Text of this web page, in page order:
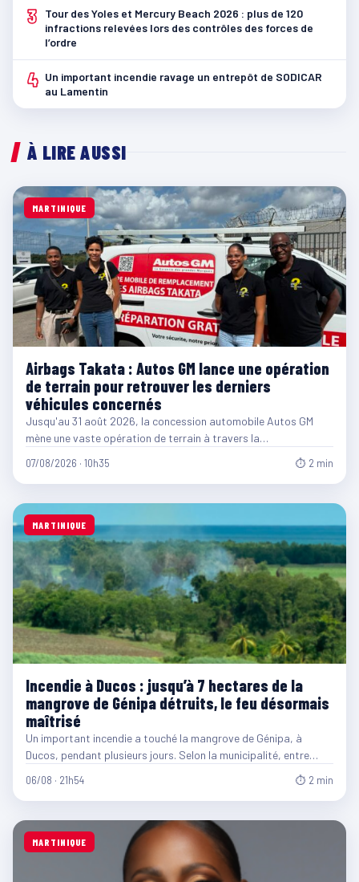
3
Tour des Yoles et Mercury Beach 2026 : plus de 120
infractions relevées lors des contrôles des forces de
l’ordre
4 Un important incendie ravage un entrepôt de SODICAR
au Lamentin
À LIRE AUSSI
MARTINIQUE
Airbags Takata : Autos GM lance une opération
de terrain pour retrouver les derniers
véhicules concernés
Jusqu'au 31 août 2026, la concession automobile Autos GM
mène une vaste opération de terrain à travers la…
07/08/2026 · 10h35 ⏱ 2 min
MARTINIQUE
Incendie à Ducos : jusqu’à 7 hectares de la
mangrove de Génipa détruits, le feu désormais
maîtrisé
Un important incendie a touché la mangrove de Génipa, à
Ducos, pendant plusieurs jours. Selon la municipalité, entre…
06/08 · 21h54 ⏱ 2 min
MARTINIQUE